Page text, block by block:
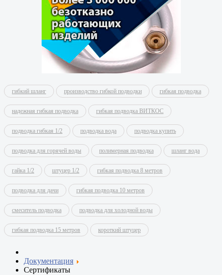
гибкий шланг производство гибкой подводки гибкая подводка
надежная гибкая подводка гибкая подводка ВИТКОС
подводка гибкая 1/2 подводка вода подводка купить
подводка для горячей воды полимерная подводка шланг вода
гайка 1/2 штуцер 1/2 гибкая подводка 8 метров
подводка для дачи гибкая подводка 10 метров
смеситель подводка подводка для холодной воды
гибкая подводка 15 метров короткий штуцер
Документация
Сертификаты